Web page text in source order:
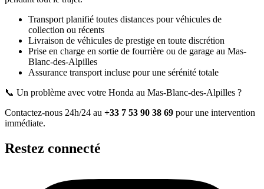
Transport planifié toutes distances pour véhicules de
collection ou récents
Livraison de véhicules de prestige en toute discrétion
Prise en charge en sortie de fourrière ou de garage au Mas-
Blanc-des-Alpilles
Assurance transport incluse pour une sérénité totale
📞 Un problème avec votre Honda au Mas-Blanc-des-Alpilles ?
Contactez-nous 24h/24 au +33 7 53 90 38 69 pour une intervention
immédiate.
Restez connecté